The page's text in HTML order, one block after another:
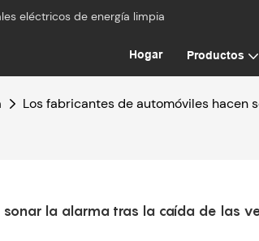
eléctricos de energía limpia
Hogar Productos
Los fabricantes de automóviles hacen
la alarma tras la caída de las